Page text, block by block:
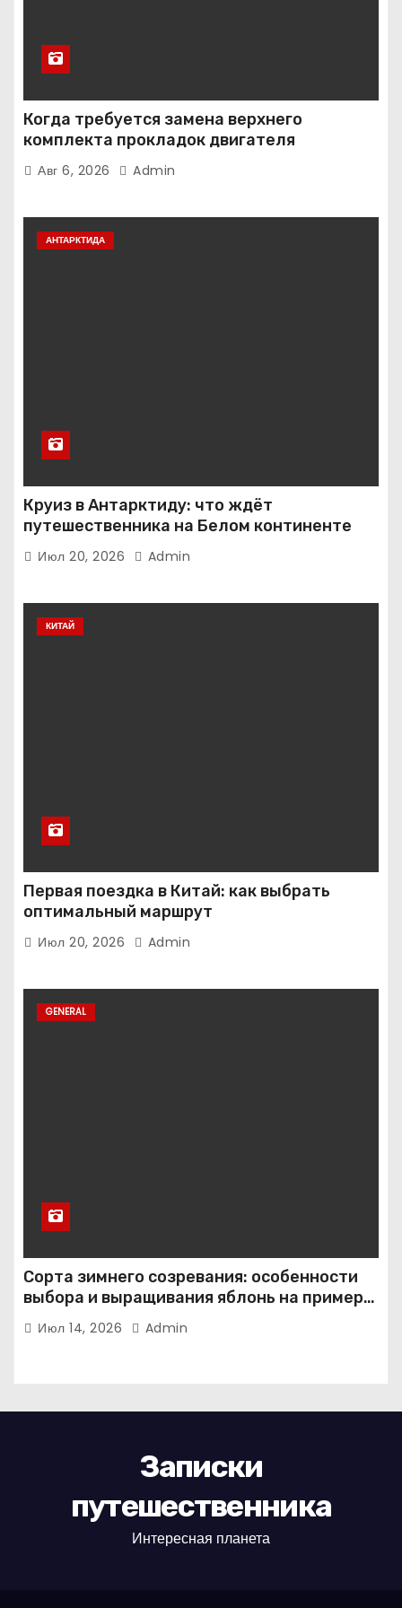
Когда требуется замена верхнего
комплекта прокладок двигателя
Авг 6, 2026 Admin
АНТАРКТИДА
Круиз в Антарктиду: что ждёт
путешественника на Белом континенте
Июл 20, 2026 Admin
КИТАЙ
Первая поездка в Китай: как выбрать
оптимальный маршрут
Июл 20, 2026 Admin
GENERAL
Сорта зимнего созревания: особенности
выбора и выращивания яблонь на примере
иммунного сорта Кандиль орловский
Июл 14, 2026 Admin
Записки
путешественника
Интересная планета